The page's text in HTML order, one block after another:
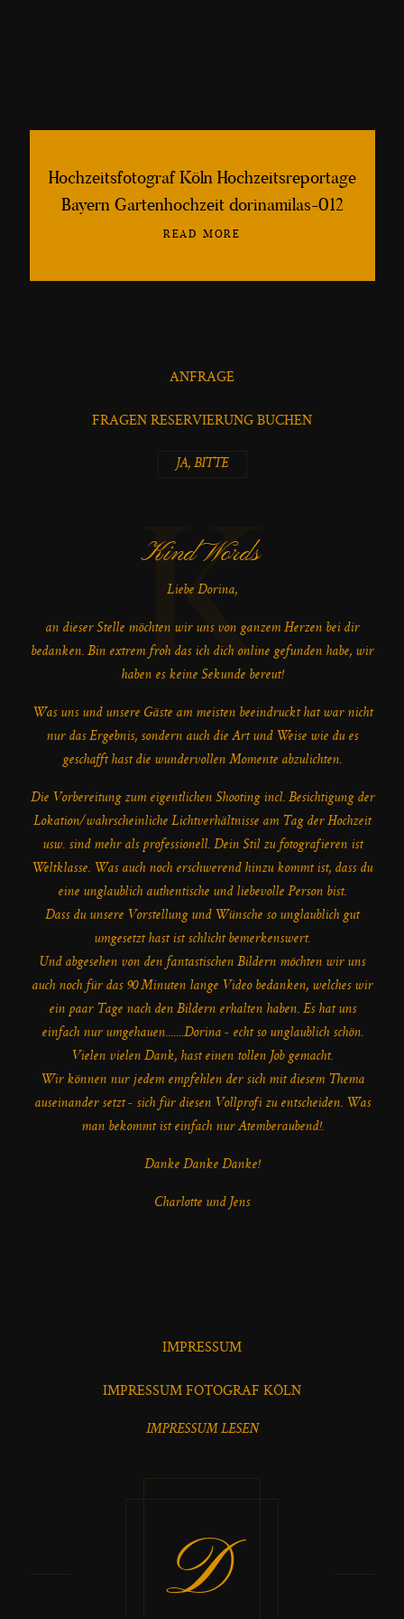
Hochzeitsfotograf Köln Hochzeitsreportage
Bayern Gartenhochzeit dorinamilas-012
READ MORE
ANFRAGE
FRAGEN RESERVIERUNG BUCHEN
JA, BITTE
Kind Words
K
Liebe Dorina,
an dieser Stelle möchten wir uns von ganzem Herzen bei dir
bedanken. Bin extrem froh das ich dich online gefunden habe, wir
haben es keine Sekunde bereut!
Was uns und unsere Gäste am meisten beeindruckt hat war nicht
nur das Ergebnis, sondern auch die Art und Weise wie du es
geschafft hast die wundervollen Momente abzulichten.
Die Vorbereitung zum eigentlichen Shooting incl. Besichtigung der
Lokation/wahrscheinliche Lichtverhältnisse am Tag der Hochzeit
usw. sind mehr als professionell. Dein Stil zu fotografieren ist
Weltklasse. Was auch noch erschwerend hinzu kommt ist, dass du
eine unglaublich authentische und liebevolle Person bist.
Dass du unsere Vorstellung und Wünsche so unglaublich gut
umgesetzt hast ist schlicht bemerkenswert.
Und abgesehen von den fantastischen Bildern möchten wir uns
auch noch für das 90 Minuten lange Video bedanken, welches wir
ein paar Tage nach den Bildern erhalten haben. Es hat uns
einfach nur umgehauen.......Dorina - echt so unglaublich schön.
Vielen vielen Dank, hast einen tollen Job gemacht.
Wir können nur jedem empfehlen der sich mit diesem Thema
auseinander setzt - sich für diesen Vollprofi zu entscheiden. Was
man bekommt ist einfach nur Atemberaubend!.
Danke Danke Danke!
Charlotte und Jens
IMPRESSUM
IMPRESSUM FOTOGRAF KÖLN
IMPRESSUM LESEN
D